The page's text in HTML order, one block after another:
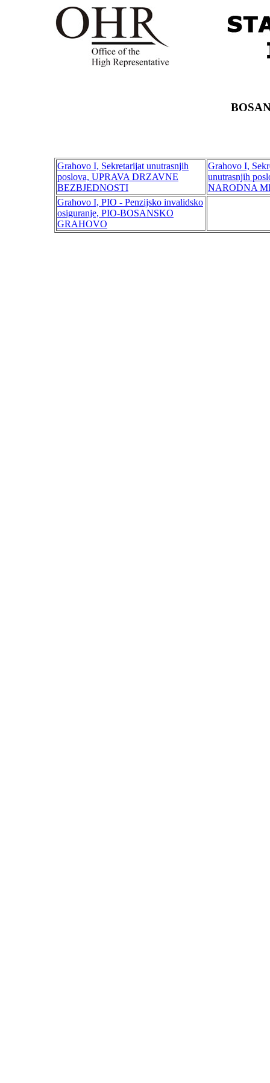
Grahovo I, Sekretarijat unutrasnjih
poslova, UPRAVA DRZAVNE
BEZBJEDNOSTI
Grahovo I,
unutrasnjih
NARODNA
Grahovo I, PIO - Penzijsko invalidsko
osiguranje, PIO-BOSANSKO
GRAHOVO